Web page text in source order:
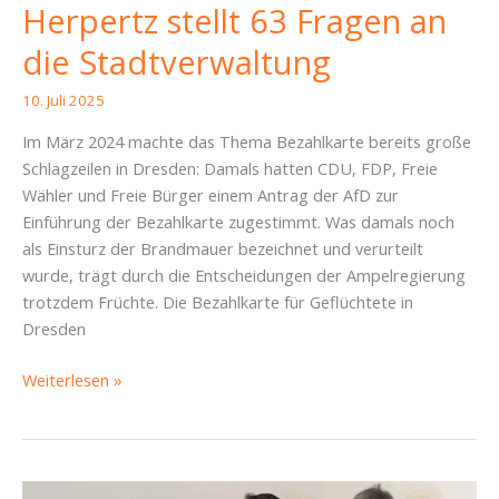
Herpertz stellt 63 Fragen an
die Stadtverwaltung
10. Juli 2025
Im März 2024 machte das Thema Bezahlkarte bereits große
Schlagzeilen in Dresden: Damals hatten CDU, FDP, Freie
Wähler und Freie Bürger einem Antrag der AfD zur
Einführung der Bezahlkarte zugestimmt. Was damals noch
als Einsturz der Brandmauer bezeichnet und verurteilt
wurde, trägt durch die Entscheidungen der Ampelregierung
trotzdem Früchte. Die Bezahlkarte für Geflüchtete in
Dresden
Fragenhagel
Stadträtin
Weiterlesen »